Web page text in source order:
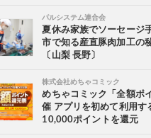
パルシステム連合会
夏休み家族でソーセー
市で知る産直豚肉加工の
〔山梨 長野〕
株式会社めちゃコミック
めちゃコミック「全額ポ
催 アプリを初めて利用す
10,000ポイントを還元